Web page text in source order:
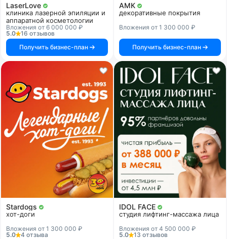
LaserLove
клиника лазерной эпиляции и
аппаратной косметологии
Вложения от 6 000 000 ₽
5.0
16 отзывов
Получить бизнес-план
АМК
декоративные покрытия
Вложения от 1 300 000 ₽
Получить бизнес-план
Stardogs
хот-доги
Вложения от 1 300 000 ₽
5.0
4 отзыва
IDOL FACE
студия лифтинг-массажа лица
Вложения от 4 500 000 ₽
5.0
13 отзывов